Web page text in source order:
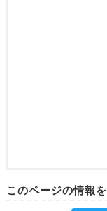
このページの情報